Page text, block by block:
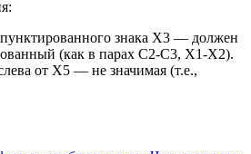
знака X3 — должен
(как в парах C2-C3, X1-X2).
от X5 — не значимая (т.е.,